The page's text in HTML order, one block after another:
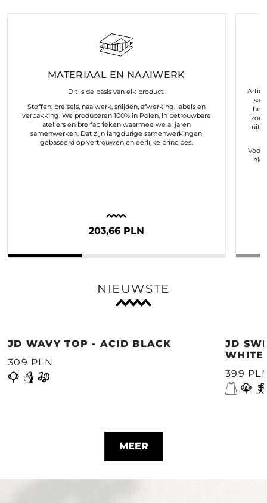
MATERIAAL EN NAAIWERK
Dit is de basis van elk product.
Stoffen, breisels, naaiwerk, snijden, afwerking, labels en
verpakking. We produceren 100% in Polen, in betrouwbare
ateliers en breifabrieken waarmee we al jaren
samenwerken. Dat zijn langdurige samenwerkingen
gebaseerd op vertrouwen en eerlijke principes.
203,66 PLN
uit
Voor
NIEUWSTE
JD WAVY TOP - ACID BLACK
309 PLN
JD
WHITE
399
MEER